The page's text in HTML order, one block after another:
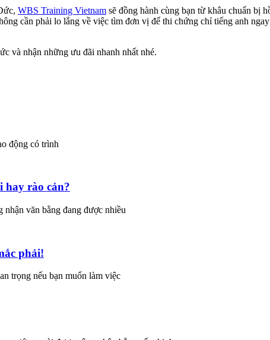
WBS Training Vietnam sẽ đồng hành cùng bạn từ khâu chuẩn bị
cần phải lo lắng về việc tìm đơn vị để thi chứng chỉ tiếng anh
và nhận những ưu đãi nhanh nhất nhé.
động có trình
hay rào cản?
văn bằng đang được nhiều
phải!
trọng nếu bạn muốn làm việc